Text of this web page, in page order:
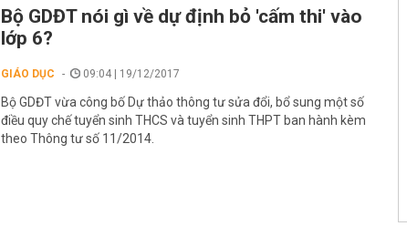
Bộ GDĐT nói gì về dự định bỏ 'cấm thi' vào
lớp 6?
GIÁO DỤC 09:04 | 19/12/2017
Bộ GDĐT vừa công bố Dự thảo thông tư sửa đổi, bổ sung một số
điều quy chế tuyển sinh THCS và tuyển sinh THPT ban hành kèm
theo Thông tư số 11/2014.